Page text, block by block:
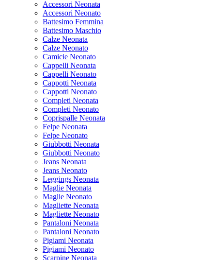
Accessori Neonata
Accessori Neonato
Battesimo Femmina
Battesimo Maschio
Calze Neonata
Calze Neonato
Camicie Neonato
Cappelli Neonata
Cappelli Neonato
Cappotti Neonata
Cappotti Neonato
Completi Neonata
Completi Neonato
Coprispalle Neonata
Felpe Neonata
Felpe Neonato
Giubbotti Neonata
Giubbotti Neonato
Jeans Neonata
Jeans Neonato
Leggings Neonata
Maglie Neonata
Maglie Neonato
Magliette Neonata
Magliette Neonato
Pantaloni Neonata
Pantaloni Neonato
Pigiami Neonata
Pigiami Neonato
Scarpine Neonata